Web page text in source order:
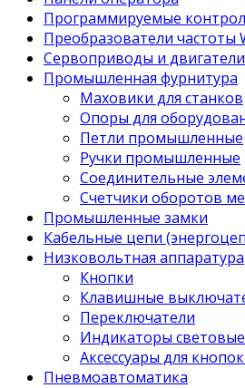
Программируемые
Преобразователи частоты
Сервоприводы и двигатели
Промышленная фурнитура
Маховики для станков
Опоры для
Петли промышленные
Ручки промышленные
Соединительные
Счетчики оборотов
Промышленные замки
Кабельные цепи
Низковольтная аппаратура
Кнопки
Клавишные
Переключатели
Индикаторы световые
Аксессуары для
Пневмоавтоматика